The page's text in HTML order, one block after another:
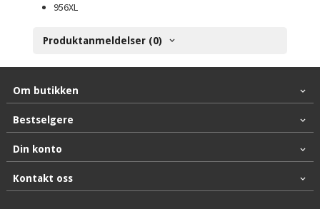
956XL
Produktanmeldelser (0)
Om butikken
Bestselgere
Din konto
Kontakt oss